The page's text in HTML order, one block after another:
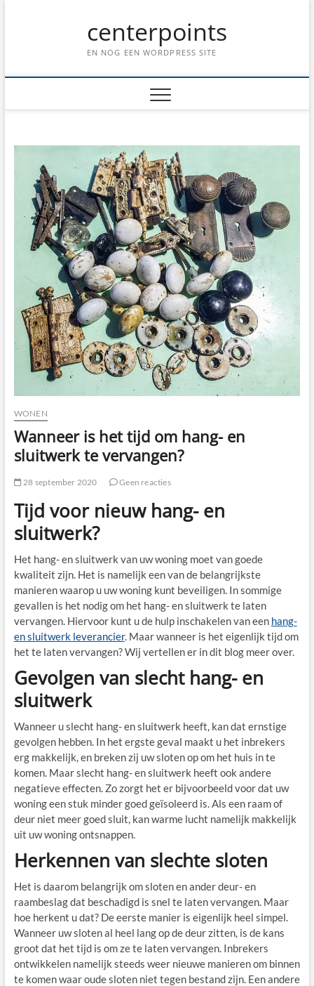
centerpoints
EN NOG EEN WORDPRESS SITE
WONEN
Wanneer is het tijd om hang- en
sluitwerk te vervangen?
28 september 2020 Geen reacties
Tijd voor nieuw hang- en
sluitwerk?
Het hang- en sluitwerk van uw woning moet van goede
kwaliteit zijn. Het is namelijk een van de belangrijkste
manieren waarop u uw woning kunt beveiligen. In sommige
gevallen is het nodig om het hang- en sluitwerk te laten
vervangen. Hiervoor kunt u de hulp inschakelen van een hang-
en sluitwerk leverancier. Maar wanneer is het eigenlijk tijd om
het te laten vervangen? Wij vertellen er in dit blog meer over.
Gevolgen van slecht hang- en
sluitwerk
Wanneer u slecht hang- en sluitwerk heeft, kan dat ernstige
gevolgen hebben. In het ergste geval maakt u het inbrekers
erg makkelijk, en breken zij uw sloten op om het huis in te
komen. Maar slecht hang- en sluitwerk heeft ook andere
negatieve effecten. Zo zorgt het er bijvoorbeeld voor dat uw
woning een stuk minder goed geïsoleerd is. Als een raam of
deur niet meer goed sluit, kan warme lucht namelijk makkelijk
uit uw woning ontsnappen.
Herkennen van slechte sloten
Het is daarom belangrijk om sloten en ander deur- en
raambeslag dat beschadigd is snel te laten vervangen. Maar
hoe herkent u dat? De eerste manier is eigenlijk heel simpel.
Wanneer uw sloten al heel lang op de deur zitten, is de kans
groot dat het tijd is om ze te laten vervangen. Inbrekers
ontwikkelen namelijk steeds weer nieuwe manieren om binnen
te komen waar oude sloten niet tegen bestand zijn. Een andere